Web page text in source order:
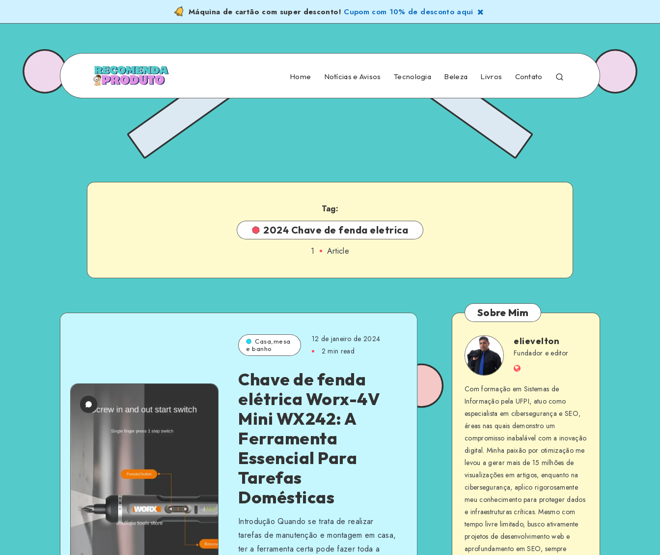
Máquina de cartão com super desconto! Cupom com 10% de desconto aqui
Home Notícias e Avisos Tecnologia Beleza Livros Contato
Tag:
2024 Chave de fenda eletrica
1 Article
Casa,mesa
e banho
12 de janeiro de 2024
2 min read
Chave de fenda
elétrica Worx-4V
Mini WX242: A
Ferramenta
Essencial Para
Tarefas
Domésticas
Introdução Quando se trata de realizar
tarefas de manutenção e montagem em casa,
ter a ferramenta certa pode fazer toda a
Sobre Mim
elievelton
elievelton
Fundador e editor
Website
Com formação em Sistemas de
Informação pela UFPI, atuo como
especialista em cibersegurança e SEO,
áreas nas quais demonstro um
compromisso inabalável com a inovação
digital. Minha paixão por otimização me
levou a gerar mais de 15 milhões de
visualizações em artigos, enquanto na
cibersegurança, aplico rigorosamente
meu conhecimento para proteger dados
e infraestruturas críticas. Mesmo com
tempo livre limitado, busco ativamente
projetos de desenvolvimento web e
aprofundamento em SEO, sempre